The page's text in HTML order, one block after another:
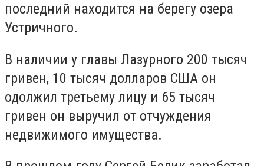
последний находится на берегу озера
Устричного.
В наличии у главы Лазурного 200 тысяч
гривен, 10 тысяч долларов США он
одолжил третьему лицу и 65 тысяч
гривен он выручил от отчуждения
недвижимого имущества.